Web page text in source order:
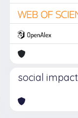
social impact